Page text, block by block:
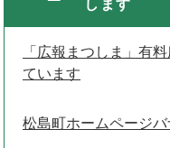
します
「広報まつしま」有
ています
松島町ホームページ